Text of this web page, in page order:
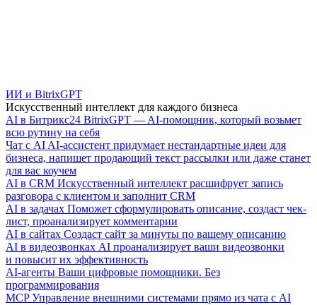
ИИ и BitrixGPT
Искусственный интеллект для каждого бизнеса
AI в Битрикс24 BitrixGPT — AI-помощник, который возьмет
всю рутину на себя
Чат с AI AI-ассистент придумает нестандартные идеи для
бизнеса, напишет продающий текст рассылки или даже станет
для вас коучем
AI в CRM Искусственный интеллект расшифрует запись
разговора с клиентом и заполнит CRM
AI в задачах Поможет сформулировать описание, создаст чек-
лист, проанализирует комментарии
AI в сайтах Создаст сайт за минуты по вашему описанию
AI в видеозвонках AI проанализирует ваши видеозвонки
и повысит их эффективность
AI-агенты Ваши цифровые помощники. Без
программирования
MCP Управление внешними системами прямо из чата с AI